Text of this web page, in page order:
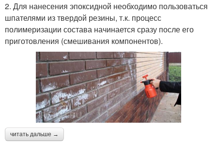
2. Для нанесения эпоксидной необходимо пользоваться
шпателями из твердой резины, т.к. процесс
полимеризации состава начинается сразу после его
приготовления (смешивания компонентов).
читать дальше →